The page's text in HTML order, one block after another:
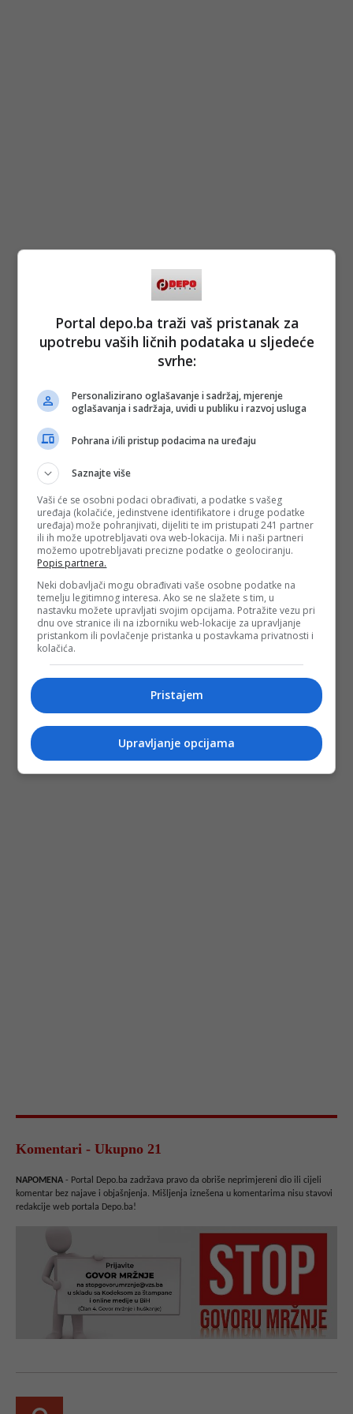
Komentari - Ukupno 21
NAPOMENA - Portal Depo.ba zadržava pravo da obriše neprimjereni dio ili cijeli
komentar bez najave i objašnjenja. Mišljenja iznešena u komentarima nisu stavovi
redakcije web portala Depo.ba!
Portal depo.ba traži vaš pristanak za
upotrebu vaših ličnih podataka u sljedeće
svrhe:
Personalizirano oglašavanje i sadržaj, mjerenje
oglašavanja i sadržaja, uvidi u publiku i razvoj usluga
Pohrana i/ili pristup podacima na uređaju
Saznajte više
Vaši će se osobni podaci obrađivati, a podatke s vašeg
uređaja (kolačiće, jedinstvene identifikatore i druge podatke
uređaja) može pohranjivati, dijeliti te im pristupati 241 partner
ili ih može upotrebljavati ova web-lokacija. Mi i naši partneri
možemo upotrebljavati precizne podatke o geolociranju.
Popis partnera.
Neki dobavljači mogu obrađivati vaše osobne podatke na
temelju legitimnog interesa. Ako se ne slažete s tim, u
nastavku možete upravljati svojim opcijama. Potražite vezu pri
dnu ove stranice ili na izborniku web-lokacije za upravljanje
pristankom ili povlačenje pristanka u postavkama privatnosti i
kolačića.
Pristajem
Upravljanje opcijama